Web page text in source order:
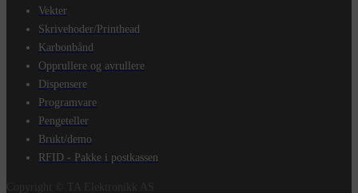
Vekter
Skrivehoder/Printhead
Karbonbånd
Opprullere og avrullere
Dispensere
Programvare
Pengeteller
Brukt/demo
RFID - Pakke i postkassen